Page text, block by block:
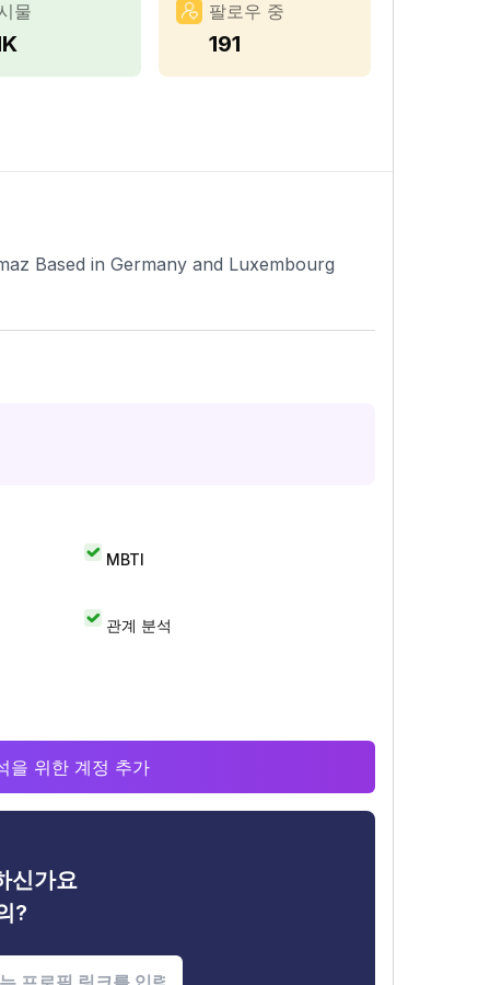
물 팔로우 중
191
Based in Germany and Luxembourg
MBTI
관계 분석
을 위한 계정 추가
신가요
?